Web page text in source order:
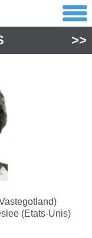
>>
(Etats-Unis)